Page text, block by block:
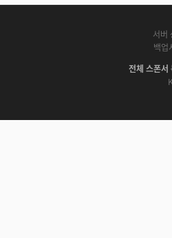
서버
백업
전체 스폰서